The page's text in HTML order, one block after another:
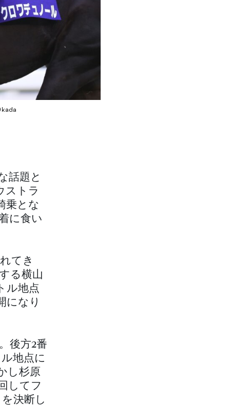
話題と
ストラ
乗とな
に食い
てき
る横山
ル地点
になり
後方2番
地点に
し杉原
してフ
決断し